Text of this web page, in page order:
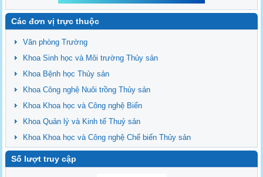
Các đơn vị trực thuộc
Văn phòng Trường
Khoa Sinh học và Môi trường Thủy sản
Khoa Bệnh học Thủy sản
Khoa Công nghệ Nuôi trồng Thủy sản
Khoa Khoa học và Công nghệ Biển
Khoa Quản lý và Kinh tế Thuỷ sản
Khoa Khoa học và Công nghệ Chế biến Thủy sản
Số lượt truy cập